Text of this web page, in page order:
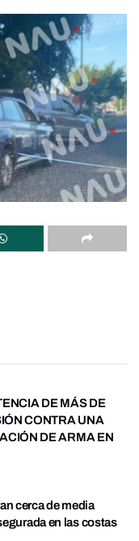
DE MÁS DE
CONTRA UNA
DE ARMA EN
cerca de media
en las costas